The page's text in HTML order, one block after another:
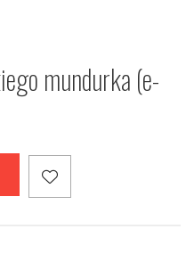
mundurka (e-